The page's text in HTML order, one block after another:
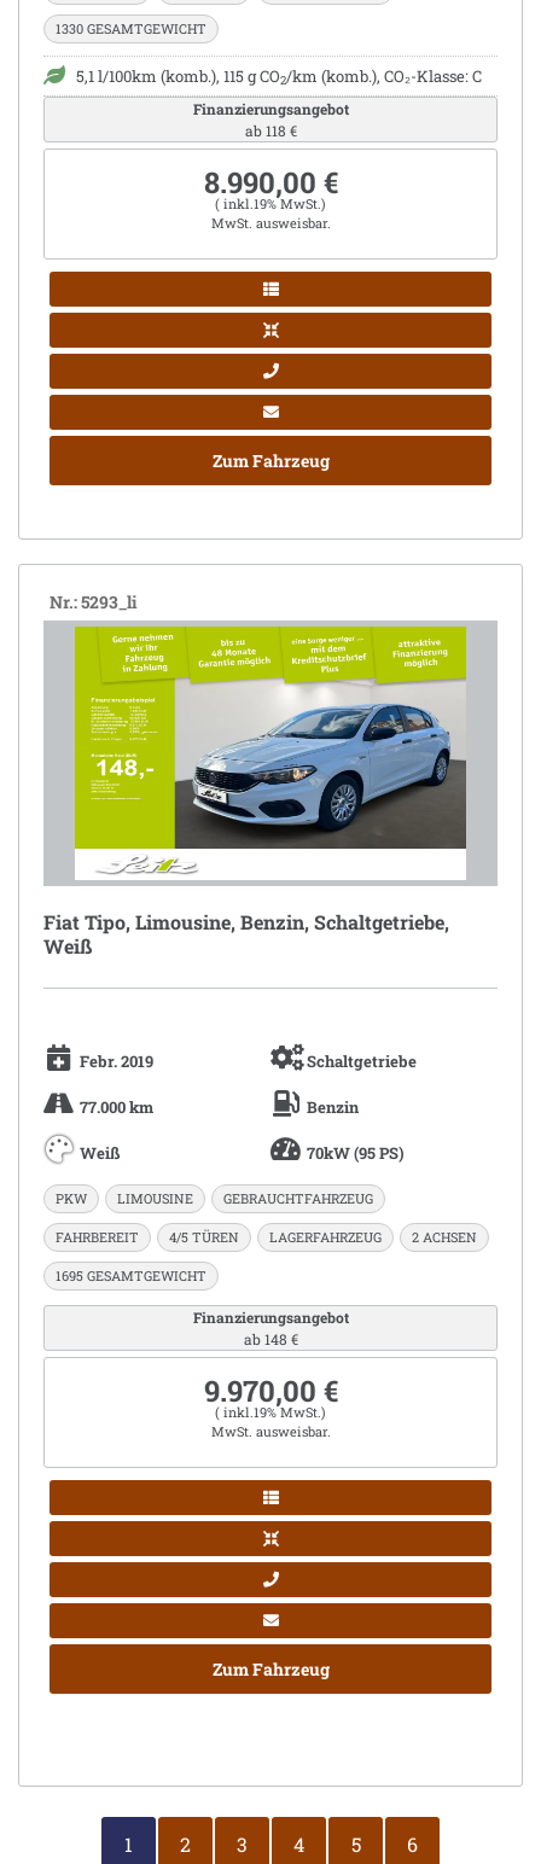
1330 GESAMTGEWICHT
5,1 l/100km (komb.), 115 g CO2/km (komb.), CO₂-Klasse: C
Finanzierungsangebot
ab 118 €
8.990,00 €
( inkl.19% MwSt.)
MwSt. ausweisbar.
Zum Fahrzeug
Nr.: 5293_li
Fiat Tipo, Limousine, Benzin, Schaltgetriebe,
Weiß
Febr. 2019 Schaltgetriebe
77.000 km Benzin
Weiß 70kW (95 PS)
PKW LIMOUSINE GEBRAUCHTFAHRZEUG
FAHRBEREIT 4/5 TÜREN LAGERFAHRZEUG 2 ACHSEN
1695 GESAMTGEWICHT
Finanzierungsangebot
ab 148 €
9.970,00 €
( inkl.19% MwSt.)
MwSt. ausweisbar.
Zum Fahrzeug
1 2 3 4 5 6